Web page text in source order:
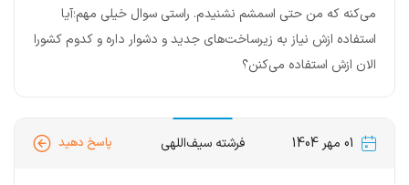
می‌کنه که من حتی اسمشم نشنیدم. راستی سوال خیلی مهم؛آیا
استفاده ازش نیاز به زیرساخت‌های جدید و دشوار داره و کدوم کشورا
الان ازش استفاده می‌کنن؟
01 مهر 1404 فرشته سیف‌اللهی پاسخ دهید